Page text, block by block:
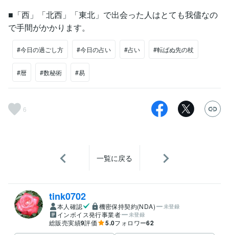
■「西」「北西」「東北」で出会った人はとても我儘なの
で手間がかかります。
#今日の過ごし方 #今日の占い #占い #転ばぬ先の杖
#暦 #数秘術 #易
6
一覧に戻る
tink0702
本人確認 機密保持契約(NDA) 未登録
インボイス発行事業者 未登録
総販売実績9評価 5.0フォロワー62